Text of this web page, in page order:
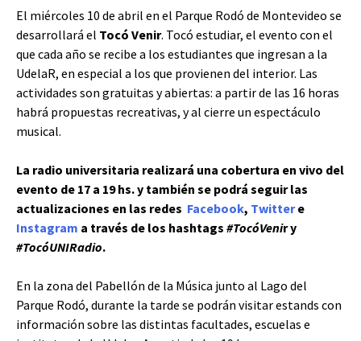
El miércoles 10 de abril en el Parque Rodó de Montevideo se
desarrollará el Tocó Venir. Tocó estudiar, el evento con el
que cada año se recibe a los estudiantes que ingresan a la
UdelaR, en especial a los que provienen del interior. Las
actividades son gratuitas y abiertas: a partir de las 16 horas
habrá propuestas recreativas, y al cierre un espectáculo
musical.
La radio universitaria realizará una cobertura en vivo del
evento de 17 a 19 hs. y también se podrá seguir las
actualizaciones en las redes Facebook, Twittere
Instagram a través de los hashtags #TocóVenir y
#TocóUNIRadio.
En la zona del Pabellón de la Música junto al Lago del
Parque Rodó, durante la tarde se podrán visitar estands con
información sobre las distintas facultades, escuelas e